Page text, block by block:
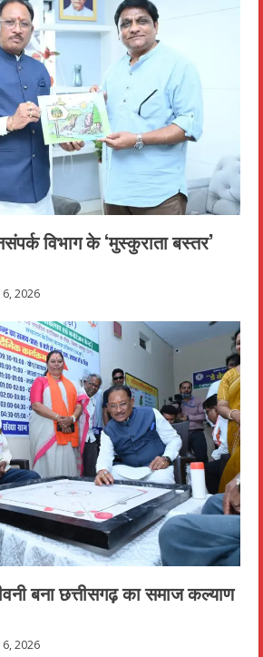
विभाग के ‘मुस्कुराता बस्तर’
2026
बना छत्तीसगढ़ का समाज कल्याण
2026